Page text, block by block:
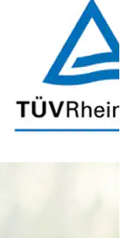
99,99%*
Previous